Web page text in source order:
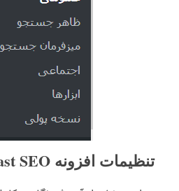
تنظیمات افزونه Yoast SEO